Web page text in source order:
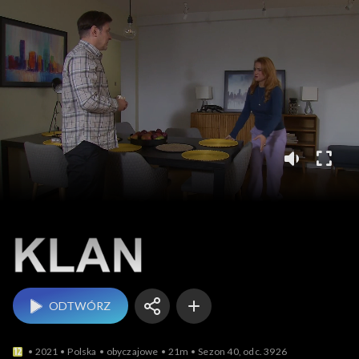
Klan
ODTWÓRZ
2021 Polska obyczajowe 21m Sezon 40, odc. 3926